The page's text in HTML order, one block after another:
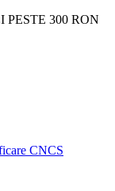
300 RON
CNCS